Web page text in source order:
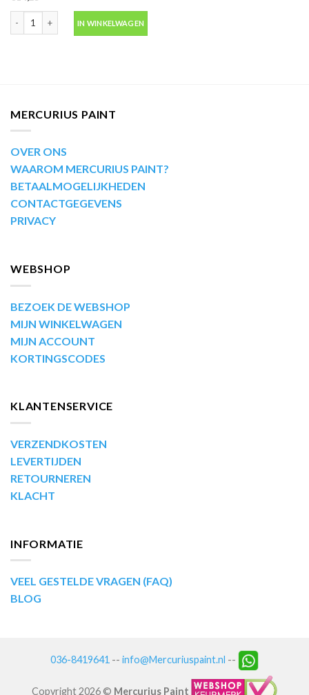
Motip Kompakt 53687 blauw metallic autolak in spuitbus 400ml aantal
IN WINKELWAGEN
MERCURIUS PAINT
OVER ONS
WAAROM MERCURIUS PAINT?
BETAALMOGELIJKHEDEN
CONTACTGEGEVENS
PRIVACY
WEBSHOP
BEZOEK DE WEBSHOP
MIJN WINKELWAGEN
MIJN ACCOUNT
KORTINGSCODES
KLANTENSERVICE
VERZENDKOSTEN
LEVERTIJDEN
RETOURNEREN
KLACHT
INFORMATIE
VEEL GESTELDE VRAGEN (FAQ)
BLOG
036-8419641 -- info@Mercuriuspaint.nl --
Copyright 2026 © Mercurius Paint